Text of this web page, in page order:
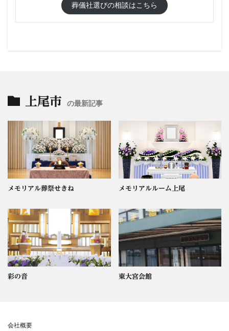
葬儀社選びの相談はこちら
上尾市 の最新記事
メモリアル葬祭せきね メモリアルルーム上尾
彩の音 東大宮会館
会社概要